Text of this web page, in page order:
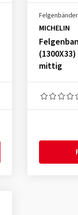
Felgenbänder
MICHELIN
mittig